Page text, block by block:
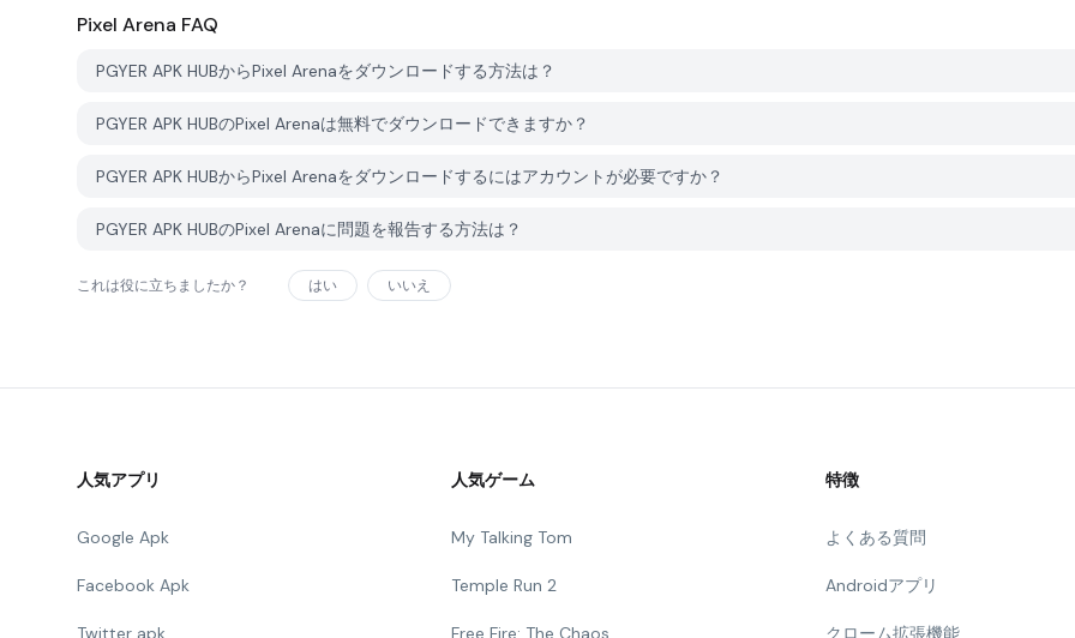
Pixel Arena FAQ
PGYER APK HUBからPixel Arenaをダウンロードする方法は？
PGYER APK HUBのPixel Arenaは無料でダウンロードできますか？
PGYER APK HUBからPixel Arenaをダウンロードするにはアカウントが必要ですか？
PGYER APK HUBのPixel Arenaに問題を報告する方法は？
これは役に立ちましたか？ はい いいえ
人気アプリ
Google Apk
Facebook Apk
Twitter apk
人気ゲーム
My Talking Tom
Temple Run 2
Free Fire: The Chaos
特徴
よくある質問
Androidアプリ
クローム拡張機能